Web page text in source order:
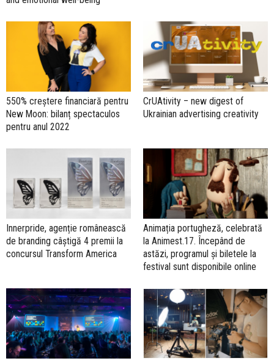
550% creștere financiară pentru
New Moon: bilanț spectaculos
pentru anul 2022
CrUAtivity – new digest of
Ukrainian advertising creativity
Innerpride, agenție românească
de branding câștigă 4 premii la
concursul Transform America
Animația portugheză, celebrată
la Animest.17. Începând de
astăzi, programul și biletele la
festival sunt disponibile online